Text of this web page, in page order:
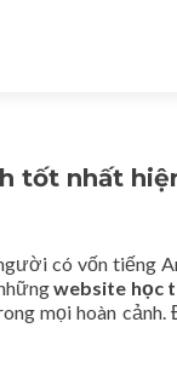
tốt nhất
có vốn tiếng
website học
mọi hoàn